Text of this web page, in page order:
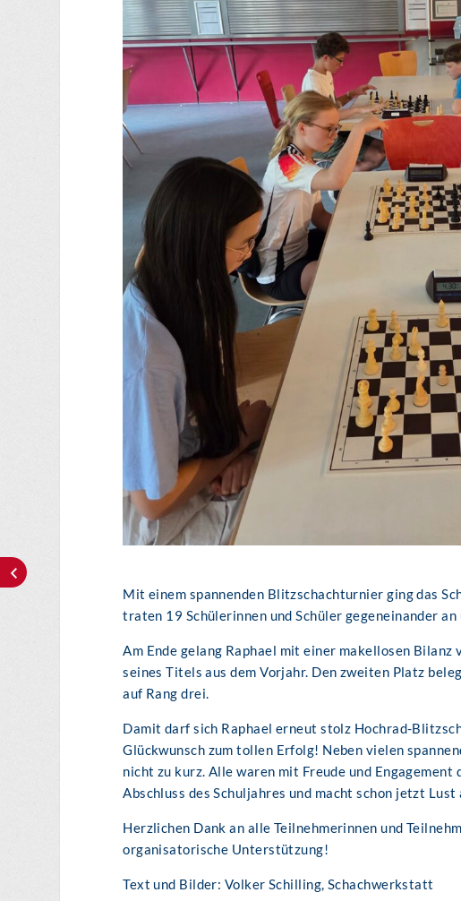
Mit einem spannenden Blitzschachturnier ging das
traten 19 Schülerinnen und Schüler gegeneinander
Am Ende gelang Raphael mit einer makellosen
seines Titels aus dem Vorjahr. Den zweiten Platz
auf Rang drei.
Damit darf sich Raphael erneut stolz Hochrad-
Glückwunsch zum tollen Erfolg! Neben vielen
nicht zu kurz. Alle waren mit Freude und
Abschluss des Schuljahres und macht schon jetzt Lust
Herzlichen Dank an alle Teilnehmerinnen und
organisatorische Unterstützung!
Text und Bilder: Volker Schilling, Schachwerkstatt